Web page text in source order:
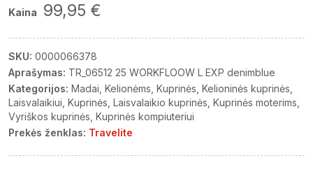
Kaina 99,95 €
SKU: 0000066378
Aprašymas: TR_06512 25 WORKFLOOW L EXP denimblue
Kategorijos: Madai Kelionėms Kuprinės Kelioninės kuprinės
Laisvalaikiui Kuprinės Laisvalaikio kuprinės Kuprinės moterims
Vyriškos kuprinės Kuprinės kompiuteriui
Prekės ženklas: Travelite